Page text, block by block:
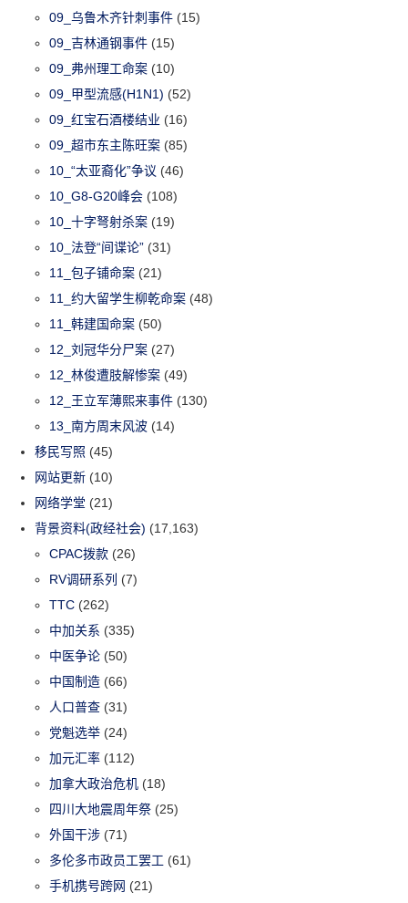
09_乌鲁木齐针刺事件 (15)
09_吉林通钢事件 (15)
09_弗州理工命案 (10)
09_甲型流感(H1N1) (52)
09_红宝石酒楼结业 (16)
09_超市东主陈旺案 (85)
10_“太亚裔化”争议 (46)
10_G8-G20峰会 (108)
10_十字弩射杀案 (19)
10_法登“间谍论” (31)
11_包子铺命案 (21)
11_约大留学生柳乾命案 (48)
11_韩建国命案 (50)
12_刘冠华分尸案 (27)
12_林俊遭肢解惨案 (49)
12_王立军薄熙来事件 (130)
13_南方周末风波 (14)
移民写照 (45)
网站更新 (10)
网络学堂 (21)
背景资料(政经社会) (17,163)
CPAC拨款 (26)
RV调研系列 (7)
TTC (262)
中加关系 (335)
中医争论 (50)
中国制造 (66)
人口普查 (31)
党魁选举 (24)
加元汇率 (112)
加拿大政治危机 (18)
四川大地震周年祭 (25)
外国干涉 (71)
多伦多市政员工罢工 (61)
手机携号跨网 (21)